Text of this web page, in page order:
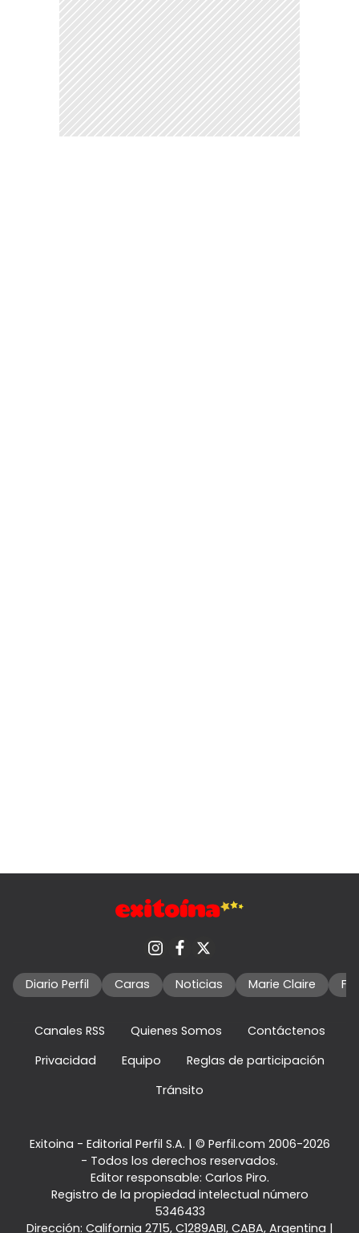
Diario Perfil Caras Noticias Marie Claire
Canales RSS Quienes Somos
Contáctenos
Privacidad
Equipo
Reglas de participación
Tránsito
Exitoina - Editorial Perfil S.A. | © Perfil.com 2006-2026
- Todos los derechos reservados.
Editor responsable: Carlos Piro.
Registro de la propiedad intelectual número
5346433
Dirección: California 2715, C1289ABI, CABA, Argentina |